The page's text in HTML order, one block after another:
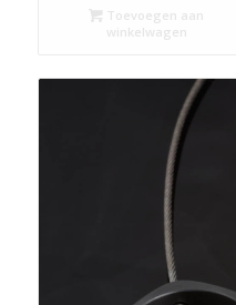
Toevoegen aan
winkelwagen